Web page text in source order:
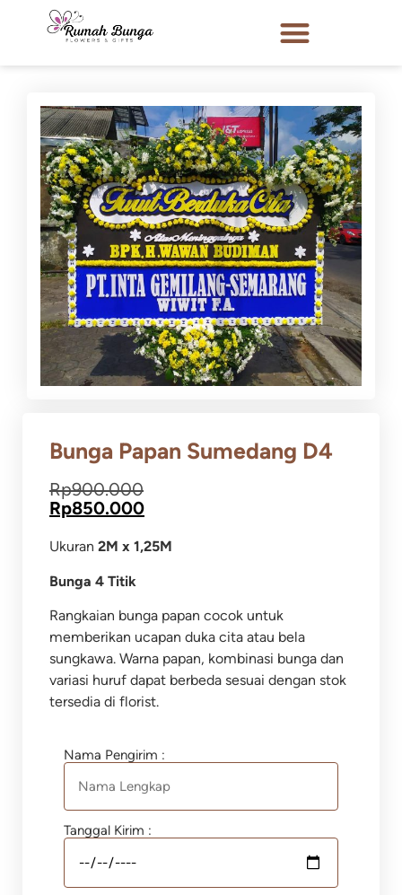
Bunga Papan Sumedang D4
Rp900.000
Rp850.000
Ukuran 2M x 1,25M
Bunga 4 Titik
Rangkaian bunga papan cocok untuk
memberikan ucapan duka cita atau bela
sungkawa. Warna papan, kombinasi bunga dan
variasi huruf dapat berbeda sesuai dengan stok
tersedia di florist.
Nama Pengirim :
Tanggal Kirim :